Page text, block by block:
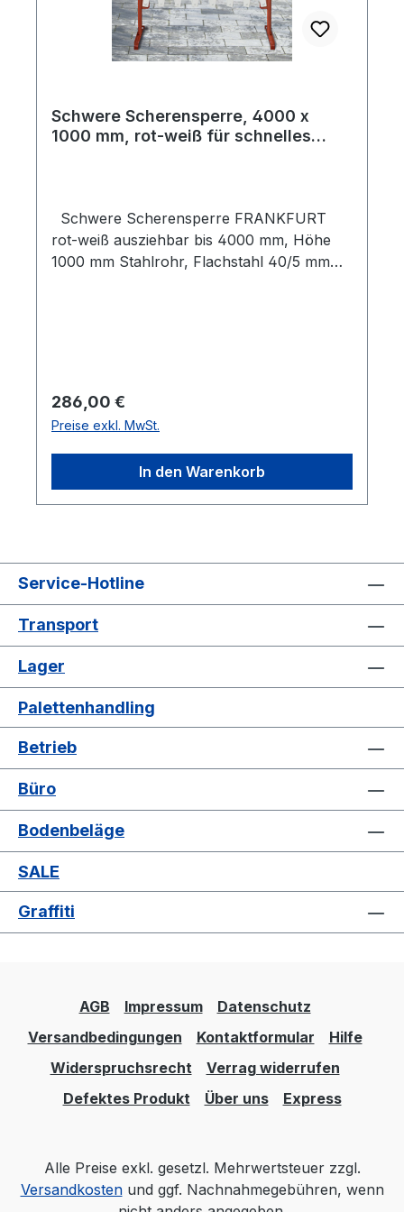
Schwere Scherensperre, 4000 x
1000 mm, rot-weiß für schnelles
Schwere Scherensperre FRANKFURT
rot-weiß ausziehbar bis 4000 mm, Höhe
1000 mm Stahlrohr, Flachstahl 40/5 mm
Sperrung oder Freigabe von Baustellen,
Zufahrten, Sperrzonen, Gefahrenstellen.
Die Ständer sind aus Stahlrohr, die Stäbe
aus Flachstahl 40x5 mm gefertigt.
Regulärer Preis:
286,00 €
Preise exkl. MwSt.
In den Warenkorb
Service-Hotline
Transport
Lager
Palettenhandling
Betrieb
Büro
Bodenbeläge
SALE
Graffiti
AGB Impressum
Datenschutz
Versandbedingungen
Kontaktformular
Hilfe
Widerspruchsrecht
Verrag widerrufen
Defektes Produkt
Über uns Express
Alle Preise exkl. gesetzl. Mehrwertsteuer zzgl.
Versandkostenund ggf. Nachnahmegebühren, wenn